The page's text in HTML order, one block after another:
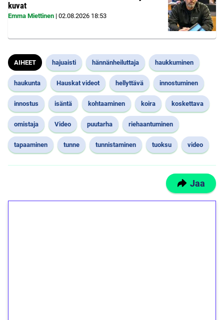
kuvat
Emma Miettinen | 02.08.2026 18:53
AIHEET hajuaisti hännänheiluttaja haukkuminen
haukunta Hauskat videot hellyttävä innostuminen
innostus isäntä kohtaaminen koira koskettava
omistaja Video puutarha riehaantuminen
tapaaminen tunne tunnistaminen tuoksu video
Jaa